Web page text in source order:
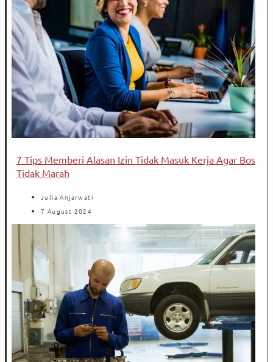
7 Tips Memberi Alasan Izin Tidak Masuk Kerja Agar Bos
Tidak Marah
Julia Anjarwati
7 August 2024